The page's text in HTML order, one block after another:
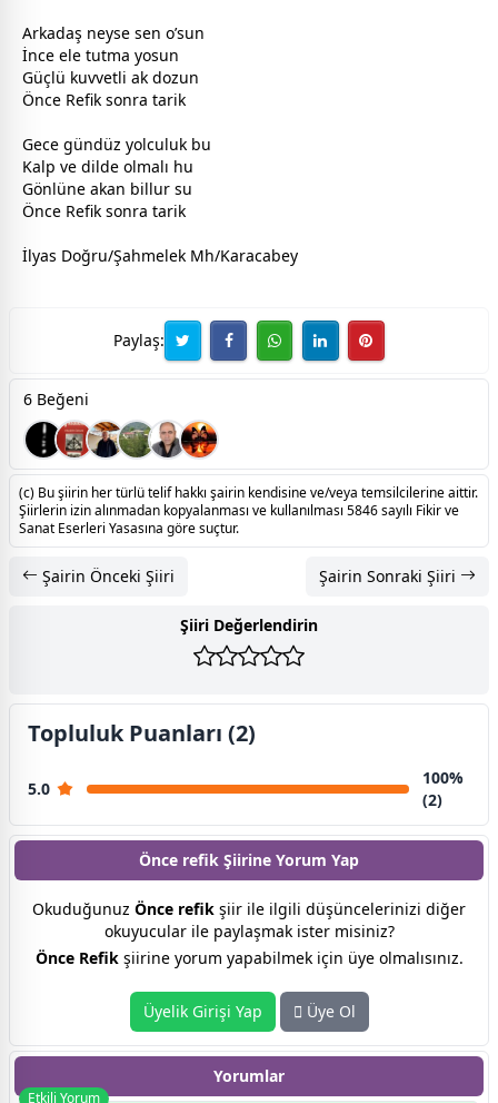
Arkadaş neyse sen o’sun
İnce ele tutma yosun
Güçlü kuvvetli ak dozun
Önce Refik sonra tarik
Gece gündüz yolculuk bu
Kalp ve dilde olmalı hu
Gönlüne akan billur su
Önce Refik sonra tarik
İlyas Doğru/Şahmelek Mh/Karacabey
Paylaş:
6 Beğeni
(c) Bu şiirin her türlü telif hakkı şairin kendisine ve/veya temsilcilerine aittir.
Şiirlerin izin alınmadan kopyalanması ve kullanılması 5846 sayılı Fikir ve
Sanat Eserleri Yasasına göre suçtur.
Şairin Önceki Şiiri Şairin Sonraki Şiiri
Şiiri Değerlendirin
Topluluk Puanları (2)
5.0
100%
(2)
Önce refik Şiirine Yorum Yap
Okuduğunuz Önce refik şiir ile ilgili düşüncelerinizi diğer
okuyucular ile paylaşmak ister misiniz?
Önce Refikşiirine yorum yapabilmek için üye olmalısınız.
Üyelik Girişi Yap Üye Ol
Yorumlar
Etkili Yorum